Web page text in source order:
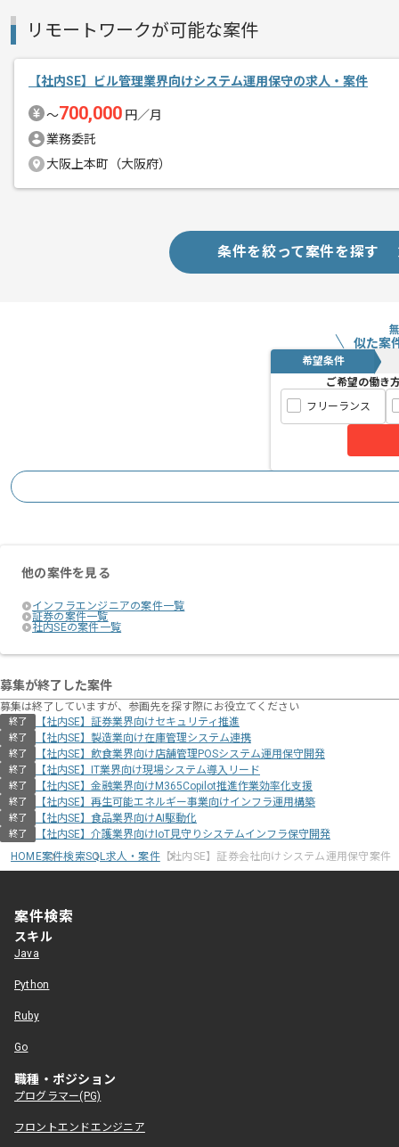
リモートワークが可能な案件
【社内SE】ビル管理業界向けシステム運用保守の求人・案件
〜700,000 円／月
業務委託
大阪上本町（大阪府）
条件を絞って案件を探す
似た案
希望条件
ご希望の働き
フリーランス
他の案件を見る
インフラエンジニアの案件一覧
証券の案件一覧
社内SEの案件一覧
募集が終了した案件
募集は終了していますが、参画先を探す際にお役立てください
終了 【社内SE】証券業界向けセキュリティ推進
終了 【社内SE】製造業向け在庫管理システム連携
終了 【社内SE】飲食業界向け店舗管理POSシステム運用保守開発
終了 【社内SE】IT業界向け現場システム導入リード
終了 【社内SE】金融業界向けM365Copilot推進作業効率化支援
終了 【社内SE】再生可能エネルギー事業向けインフラ運用構築
終了 【社内SE】食品業界向けAI駆動化
終了
【社内SE】介護業界向けIoT見守りシステムインフラ保守開発
HOME案件検索SQL求人・案件【社内SE】証券会社向けシステム運用保守案件
案件検索
スキル
Java
Python
Ruby
Go
職種・ポジション
プログラマー(PG)
フロントエンドエンジニア